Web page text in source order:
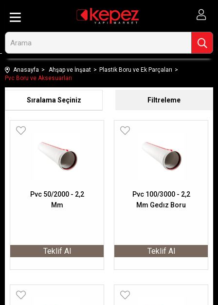
Anasayfa Ahşap ve İnşaat
Plastik Boru ve Ek Parçaları
Pvc Boru ve Aksesuarları
Filtreleme
Sıralama
Pvc 50/2000 - 2,2
Mm
Teklif Al
Pvc 100/3000 - 2,2
Mm Gedız Boru
Teklif Al